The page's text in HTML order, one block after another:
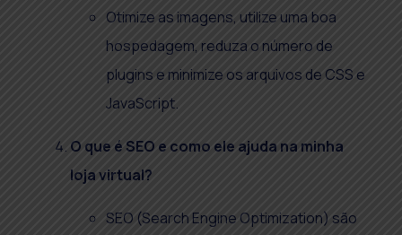
Otimize as imagens, utilize uma boa
hospedagem, reduza o número de
plugins e minimize os arquivos de CSS e
JavaScript.
O que é SEO e como ele ajuda na minha
loja virtual?
SEO (Search Engine Optimization) são